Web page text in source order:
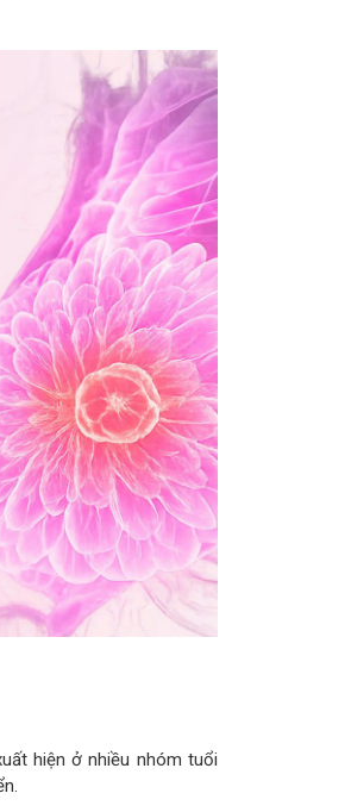
hiện ở nhiều nhóm tuổi